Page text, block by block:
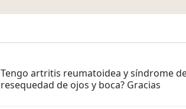
Tengo artritis reumatoidea y síndrome
resequedad de ojos y boca? Gracias